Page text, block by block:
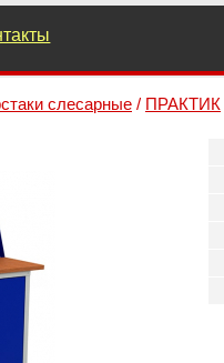
слесарные / ПРАКТИК